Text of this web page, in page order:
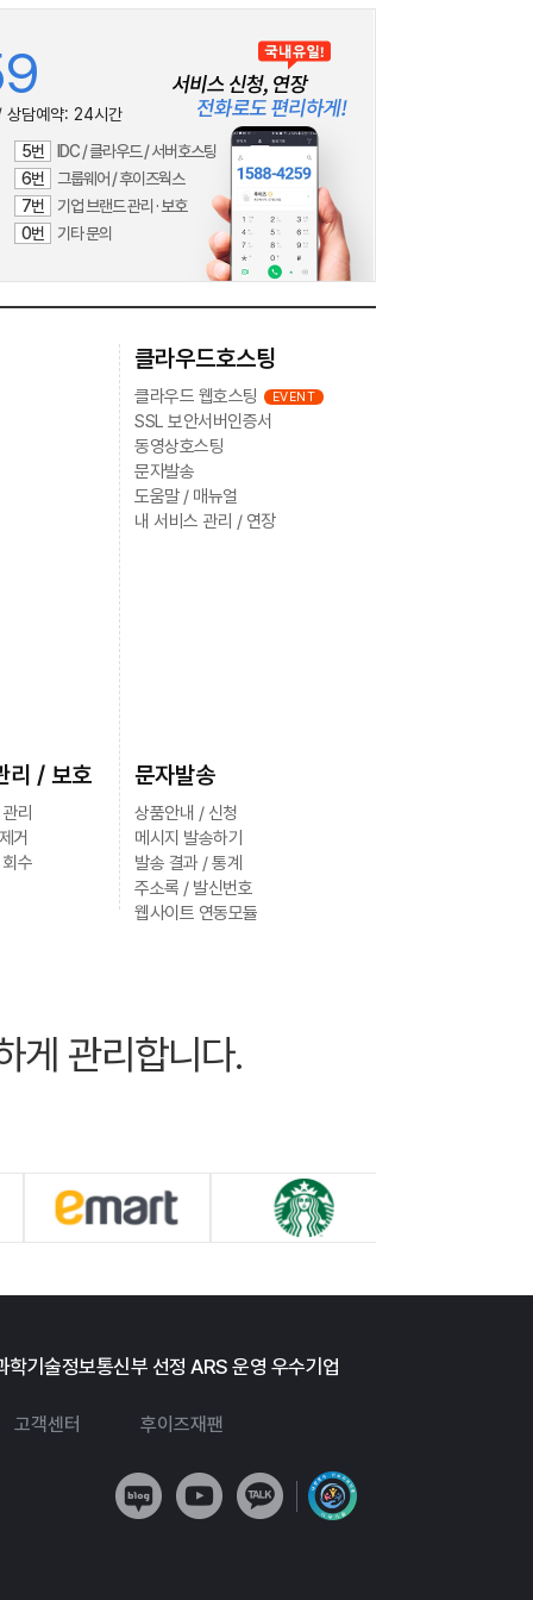
상담예약: 24시간
5번
IDC / 클라우드 / 서버호스팅
6번
그룹웨어 / 후이즈웍스
7번
기업 브랜드 관리 · 보호
0번
기타 문의
리 / 보호
리
거
수
클라우드호스팅
클라우드 웹호스팅 EVENT
SSL 보안서버인증서
동영상호스팅
문자발송
도움말 / 매뉴얼
내 서비스 관리 / 연장
문자발송
상품안내 / 신청
메시지 발송하기
발송 결과 / 통계
주소록 / 발신번호
웹사이트 연동모듈
게 관리합니다.
학기술정보통신부 선정 ARS 운영 우수기업
고객센터 후이즈재팬